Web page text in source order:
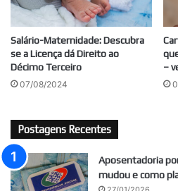
Salário-Maternidade: Descubra
se a Licença dá Direito ao
Décimo Terceiro
07/08/2024
–
Postagens Recentes
Aposentadoria
mudou e como